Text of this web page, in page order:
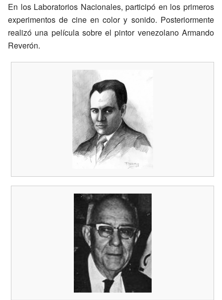
En los Laboratorios Nacionales, participó en los primeros
experimentos de cine en color y sonido. Posteriormente
realizó una película sobre el pintor venezolano Armando
Reverón.